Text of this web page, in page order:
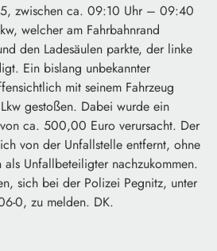
zwischen ca. 09:10 Uhr – 09:40
welcher am Fahrbahnrand
den Ladesäulen parkte, der linke
Ein bislang unbekannter
mit seinem Fahrzeug
gestoßen. Dabei wurde ein
ca. 500,00 Euro verursacht. Der
von der Unfallstelle entfernt, ohne
Unfallbeteiligter nachzukommen.
sich bei der Polizei Pegnitz, unter
0, zu melden. DK.